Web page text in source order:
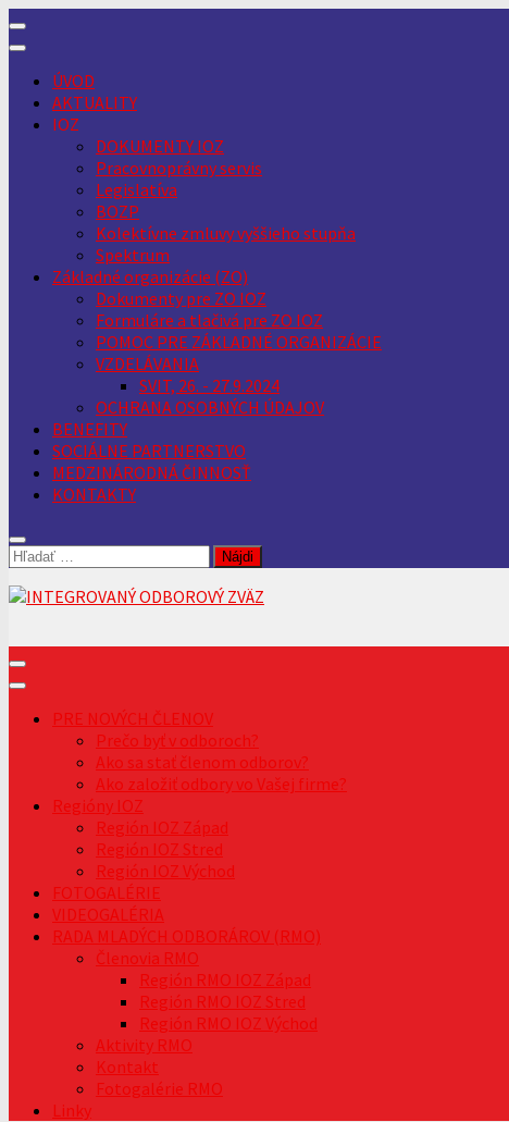
Skip
to
ÚVOD
AKTUALITY
IOZ
DOKUMENTY IOZ
Pracovnoprávny servis
Legislatíva
BOZP
Kolektívne zmluvy vyššieho stupňa
Spektrum
Základné organizácie (ZO)
Dokumenty pre ZO IOZ
Formuláre a tlačivá pre ZO IOZ
POMOC PRE ZÁKLADNÉ ORGANIZÁCIE
VZDELÁVANIA
SVIT, 26. - 27.9.2024
OCHRANA OSOBNÝCH ÚDAJOV
BENEFITY
SOCIÁLNE PARTNERSTVO
MEDZINÁRODNÁ ČINNOSŤ
KONTAKTY
Hľadať:
PRE NOVÝCH ČLENOV
Prečo byť v odboroch?
Ako sa stať členom odborov?
Ako založiť odbory vo Vašej firme?
Regióny IOZ
Región IOZ Západ
Región IOZ Stred
Región IOZ Východ
FOTOGALÉRIE
VIDEOGALÉRIA
RADA MLADÝCH ODBORÁROV (RMO)
Členovia RMO
Región RMO IOZ Západ
Región RMO IOZ Stred
Región RMO IOZ Východ
Aktivity RMO
Kontakt
Fotogalérie RMO
Linky